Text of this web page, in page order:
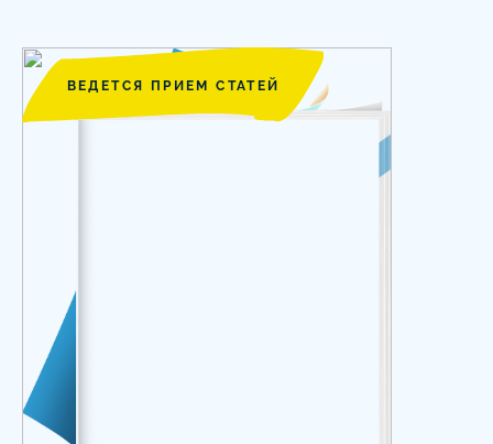
ВЕДЕТСЯ ПРИЕМ СТАТЕЙ